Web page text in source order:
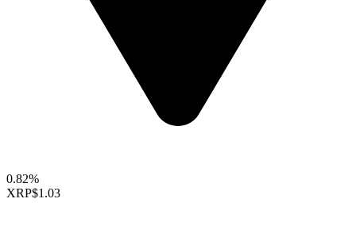
0.82%
XRP$1.03